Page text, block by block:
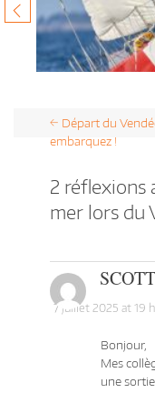
LEADERSHIP
DÉCROCHENT QUAND
GLOBE, LÀ, IL Y AVAIT
← Départ du
embarquez !
2 réflexions
mer lors du
7 juillet 2025 at 19
Bonjour,
Mes
une